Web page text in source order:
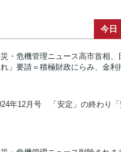
今日
・危機管理ニュース高市首相、
れ」要請＝積極財政にらみ、金利
年12月号 「安定」の終わり